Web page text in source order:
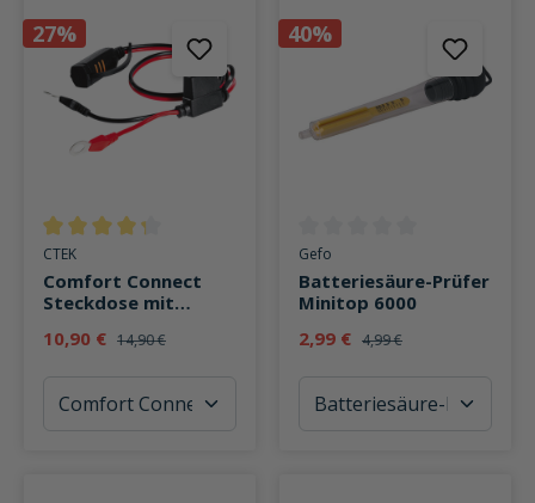
27%
Durchschnittliche Bewertung von 4.1 von 5 Sternen
CTEK
Comfort Connect
Steckdose mit
Batterie
10,90 € 14,90 €
40%
Durchschnittliche Bewertung
Gefo
Batteriesäure-Prüfer
Minitop 6000
2,99 € 4,99 €